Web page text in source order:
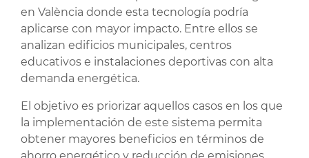
en València donde esta tecnología podría
aplicarse con mayor impacto. Entre ellos se
analizan edificios municipales, centros
educativos e instalaciones deportivas con alta
demanda energética.
El objetivo es priorizar aquellos casos en los que
la implementación de este sistema permita
obtener mayores beneficios en términos de
ahorro energético y reducción de emisiones.